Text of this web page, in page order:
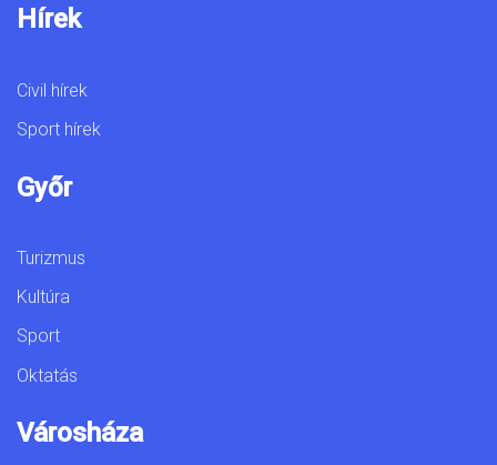
Hírek
Civil hírek
Sport hírek
Győr
Turizmus
Kultúra
Sport
Oktatás
Városháza